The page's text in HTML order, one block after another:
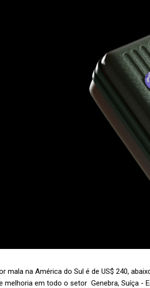
mala na América do Sul é de US$ 240,
melhoria em todo o setor Genebra, Suíça -